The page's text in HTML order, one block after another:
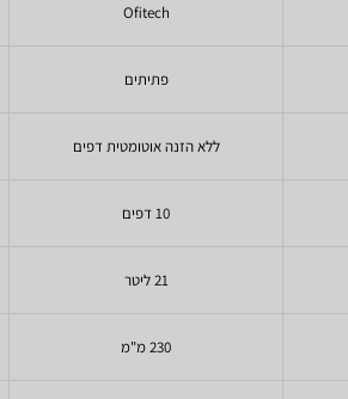
Ofitech
פתיתים
ללא הזנה אוטומטית דפים
10 דפים
21 ליטר
230 מ"מ